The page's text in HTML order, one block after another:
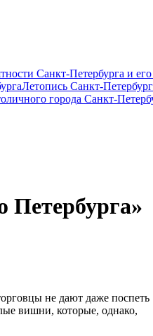
Санкт-Петербурга и его
Летопись Санкт-
города Санкт-
Петербурга»
не дают даже поспеть
вишни, которые, однако,